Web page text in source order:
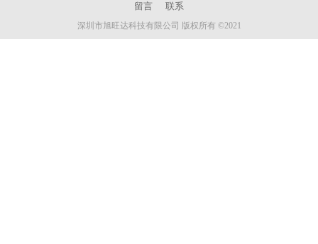
留言 联系
深圳市旭旺达科技有限公司 版权所有 ©2021